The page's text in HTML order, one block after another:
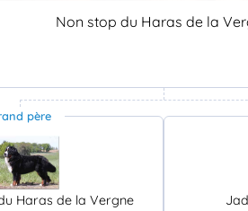
Non stop du Haras de la
père
Haras de la Vergne